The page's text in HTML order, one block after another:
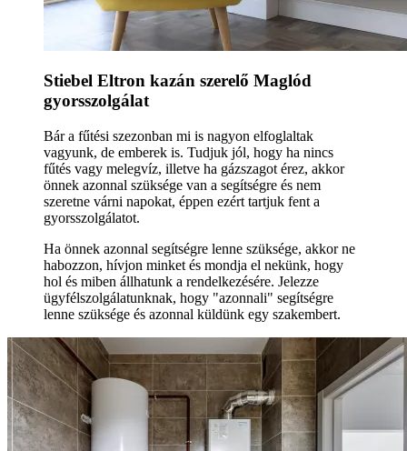
Stiebel Eltron kazán szerelő Maglód
gyorsszolgálat
Bár a fűtési szezonban mi is nagyon elfoglaltak
vagyunk, de emberek is. Tudjuk jól, hogy ha nincs
fűtés vagy melegvíz, illetve ha gázszagot érez, akkor
önnek azonnal szüksége van a segítségre és nem
szeretne várni napokat, éppen ezért tartjuk fent a
gyorsszolgálatot.
Ha önnek azonnal segítségre lenne szüksége, akkor ne
habozzon, hívjon minket és mondja el nekünk, hogy
hol és miben állhatunk a rendelkezésére. Jelezze
ügyfélszolgálatunknak, hogy "azonnali" segítségre
lenne szüksége és azonnal küldünk egy szakembert.